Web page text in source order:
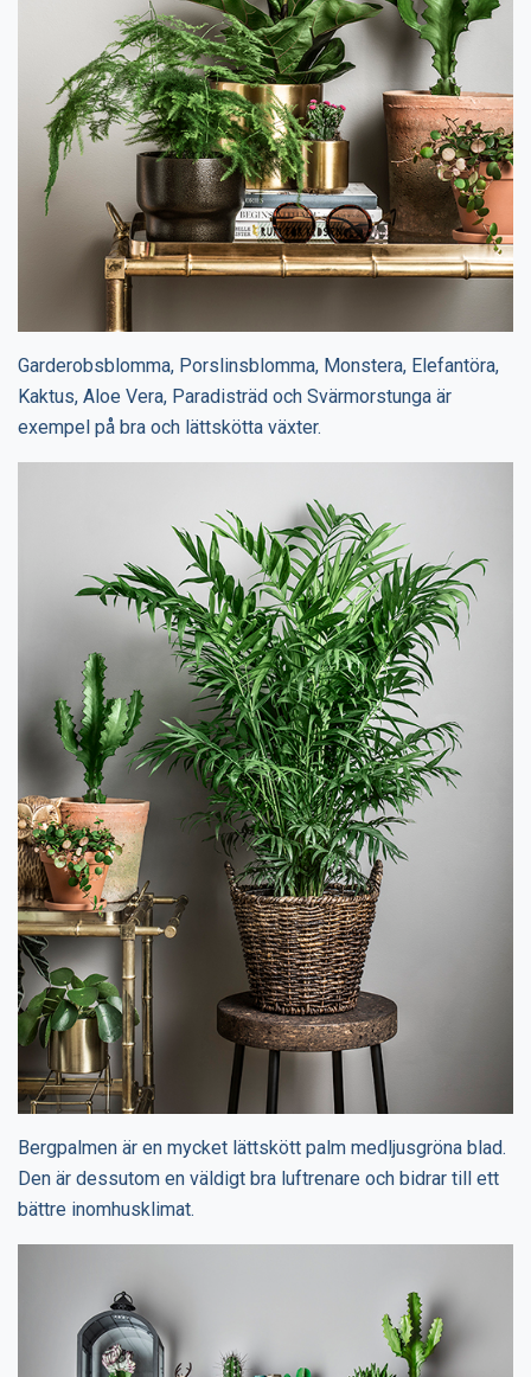
Garderobsblomma, Porslinsblomma, Monstera, Elefantöra,
Kaktus, Aloe Vera, Paradisträd och Svärmorstunga är
exempel på bra och lättskötta växter.
Bergpalmen är en mycket lättskött palm medljusgröna blad.
Den är dessutom en väldigt bra luftrenare och bidrar till ett
bättre inomhusklimat.